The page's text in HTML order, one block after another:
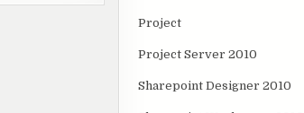
Project
Project Server 2010
Sharepoint Designer 2010